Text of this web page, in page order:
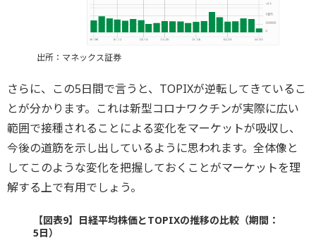
出所：マネックス証券
さらに、この5日間で言うと、TOPIXが逆転してきているこ
とが分かります。これは新型コロナワクチンが実際に広い
範囲で接種されることによる変化をマーケットが吸収し、
今後の道筋を示し出しているように思われます。全体像と
してこのような変化を把握しておくことがマーケットを理
解する上で有用でしょう。
【図表9】日経平均株価とTOPIXの推移の比較（期間：
5日）